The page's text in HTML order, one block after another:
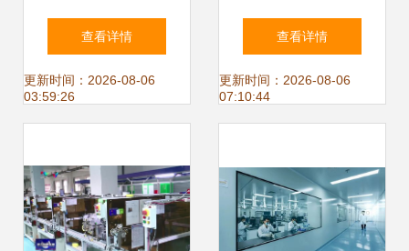
学院 四大交通特色
专业群引领，技术
轮驱动
查看详情
更新时间：2026-08-06
03:59:26
务公司申请高新技
术企业认定可行性
查看详情
更新时间：2026-08-06
07:10:44